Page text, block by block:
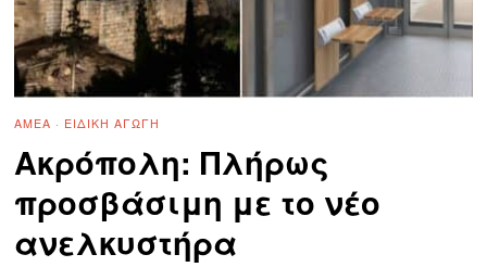
ΑΜΕΑ · ΕΙΔΙΚΉ ΑΓΩΓΉ
Ακρόπολη: Πλήρως
προσβάσιμη με το νέο
ανελκυστήρα